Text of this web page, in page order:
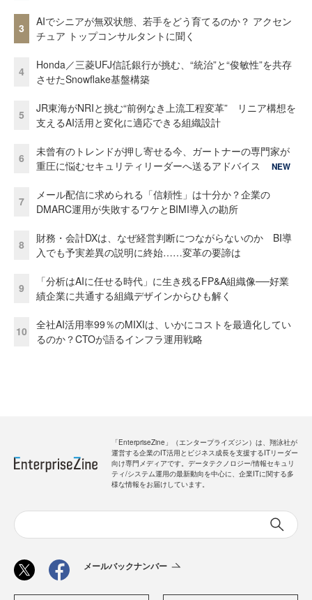
3
AIでシニアが無双状態、若手をどう育てるのか？ アクセン
チュア トップコンサルタントに聞く
4
Honda／三菱UFJ信託銀行が挑む、“統治”と“俊敏性”を共存
させたSnowflake基盤構築
5
JR東海がNRIと挑む“前例なき上流工程変革” リニア構想を
支えるAI活用と変化に適応できる組織設計
6
未曾有のトレンドが押し寄せる今、ガートナーの専門家が
重圧に悩むセキュリティリーダーへ送るアドバイス
NEW
7
メール配信に求められる「信頼性」は十分か？企業の
DMARC運用が失敗するワケとBIMI導入の勘所
8
財務・会計DXは、なぜ経営判断につながらないのか BI導
入でも予実差異の説明に終始……変革の要諦は
9
「分析はAIに任せる時代」に生き残るFP&A組織像──好業
績企業に共通する組織デザインからひも解く
10
全社AI活用率99％のMIXIは、いかにコストを最適化してい
るのか？CTOが語るインフラ運用戦略
「EnterpriseZine」（エンタープライズジン）は、翔泳社が
運営する企業のIT活用とビジネス成長を支援するITリーダー
向け専門メディアです。データテクノロジー/情報セキュリ
ティ/システム運用の最新動向を中心に、企業ITに関する多
様な情報をお届けしています。
メールバックナンバー